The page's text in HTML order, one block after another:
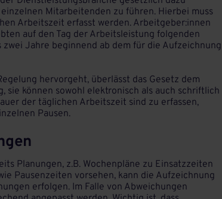
Mitarbeitenden zu führen. Hierbei muss
Arbeitszeit erfasst werden. Arbeitgeber:innen
auf den Tag der Arbeitsleistung folgenden
Jahre beginnend ab dem für die Aufzeichnung
hervorgeht, überlässt das Gesetz dem
können sowohl elektronisch als auch schriftlich
der täglichen Arbeitszeit sind zu erfassen,
Pausen.
Planungen, z.B. Wochenpläne zu Einsatzzeiten
Pausenzeiten vorsehen, kann die Aufzeichnung
erfolgen. Im Falle von Abweichungen